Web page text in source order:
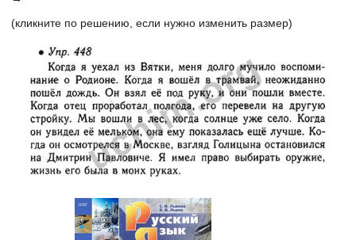
(кликните по решению, если нужно изменить размер)